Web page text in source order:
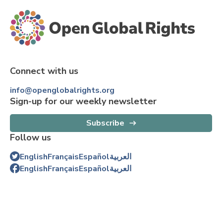
Connect with us
info@openglobalrights.org
Sign-up for our weekly newsletter
Subscribe
Follow us
EnglishFrançaisEspañolالعربية
EnglishFrançaisEspañolالعربية